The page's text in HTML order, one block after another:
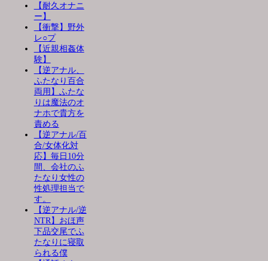
【耐久オナニ
ー】
【衝撃】野外
レ○プ
【近親相姦体
験】
【逆アナル、
ふたなり百合
両用】ふたな
りは魔法のオ
ナホで貴方を
責める
【逆アナル/百
合/女体化対
応】毎日10分
間、会社のふ
たなり女性の
性処理担当で
す。
【逆アナル/逆
NTR】おほ声
下品交尾でふ
たなりに寝取
られる僕